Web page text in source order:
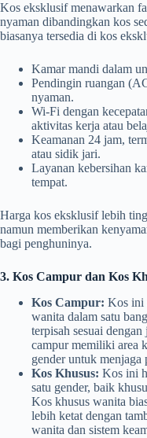
Kos eksklusif menawarkan
nyaman dibandingkan kos
biasanya tersedia di kos
Kamar mandi dalam
Pendingin ruangan
nyaman.
Wi-Fi dengan
aktivitas kerja atau
Keamanan 24 jam,
atau sidik jari.
Layanan kebersihan
tempat.
Harga kos eksklusif lebih
namun memberikan
bagi penghuninya.
3. Kos Campur dan Kos
Kos Campur: Kos ini
wanita dalam satu
terpisah sesuai
campur memiliki area
gender untuk menjaga
Kos Khusus: Kos ini
satu gender, baik
Kos khusus wanita
lebih ketat dengan
wanita dan sistem